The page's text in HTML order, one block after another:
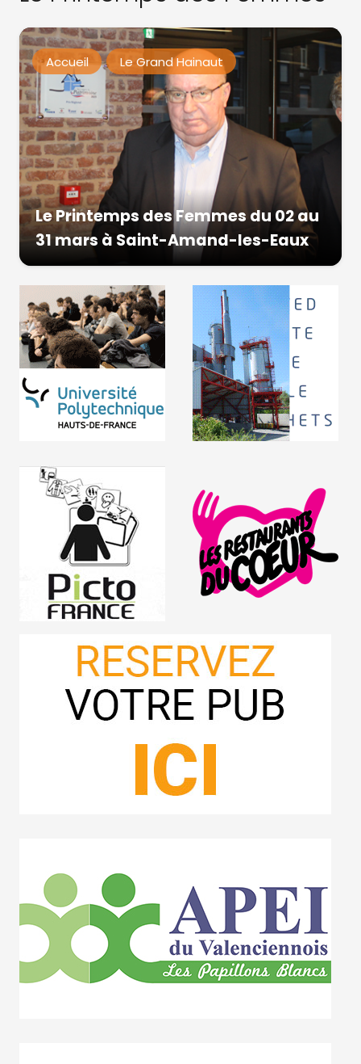
Accueil Le Grand Hainaut
Le Printemps des Femmes du 02 au
31 mars à Saint-Amand-les-Eaux